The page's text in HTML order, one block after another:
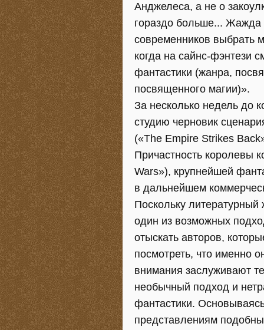
Анджелеса, а не о
гораздо больше... Жажда
современников
когда на сайнс-фэнтези
фантастики (жанра,
посвященного магии)».
За несколько недель до
студию черновик
(«The Empire Strikes
Причастность королевы
Wars»), крупнейшей
в дальнейшем
Поскольку
один из возможных
отыскать авторов,
посмотреть, что именно
внимания заслуживают
необычный подход и
фантастики.
представлениям